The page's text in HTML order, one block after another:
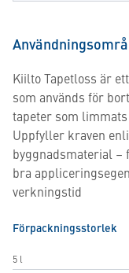
Kiilto Tapetloss är
som används för
tapeter som
Uppfyller kraven
byggnadsmaterial
bra
verkningstid
Förpackningsstorlek
5 l